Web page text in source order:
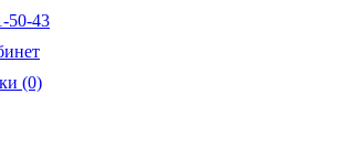
50-43
(0)